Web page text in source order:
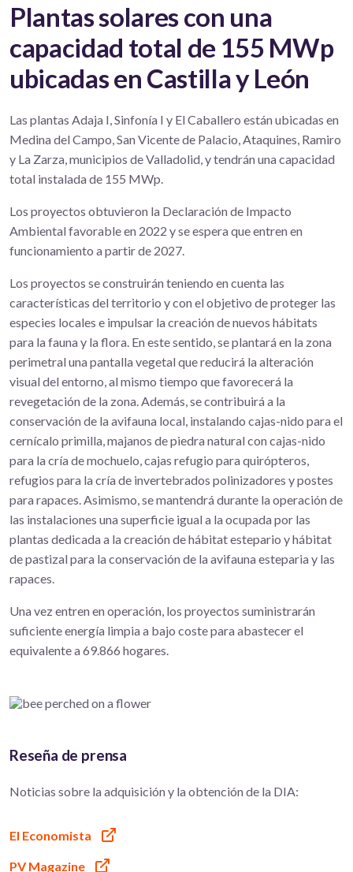
Plantas solares con una
capacidad total de 155 MWp
ubicadas en Castilla y León
Las plantas Adaja I, Sinfonía I y El Caballero están ubicadas en
Medina del Campo, San Vicente de Palacio, Ataquines, Ramiro
y La Zarza, municipios de Valladolid, y tendrán una capacidad
total instalada de 155 MWp.
Los proyectos obtuvieron la Declaración de Impacto
Ambiental favorable en 2022 y se espera que entren en
funcionamiento a partir de 2027.
Los proyectos se construirán teniendo en cuenta las
características del territorio y con el objetivo de proteger las
especies locales e impulsar la creación de nuevos hábitats
para la fauna y la flora. En este sentido, se plantará en la zona
perimetral una pantalla vegetal que reducirá la alteración
visual del entorno, al mismo tiempo que favorecerá la
revegetación de la zona. Además, se contribuirá a la
conservación de la avifauna local, instalando cajas-nido para el
cernícalo primilla, majanos de piedra natural con cajas-nido
para la cría de mochuelo, cajas refugio para quirópteros,
refugios para la cría de invertebrados polinizadores y postes
para rapaces. Asimismo, se mantendrá durante la operación de
las instalaciones una superficie igual a la ocupada por las
plantas dedicada a la creación de hábitat estepario y hábitat
de pastizal para la conservación de la avifauna esteparia y las
rapaces.
Una vez entren en operación, los proyectos suministrarán
suficiente energía limpia a bajo coste para abastecer el
equivalente a 69.866 hogares.
Reseña de prensa
Noticias sobre la adquisición y la obtención de la DIA:
El Economista
PV Magazine